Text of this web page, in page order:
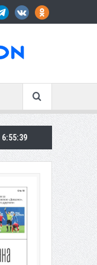
Махачкалинское
6:55:40